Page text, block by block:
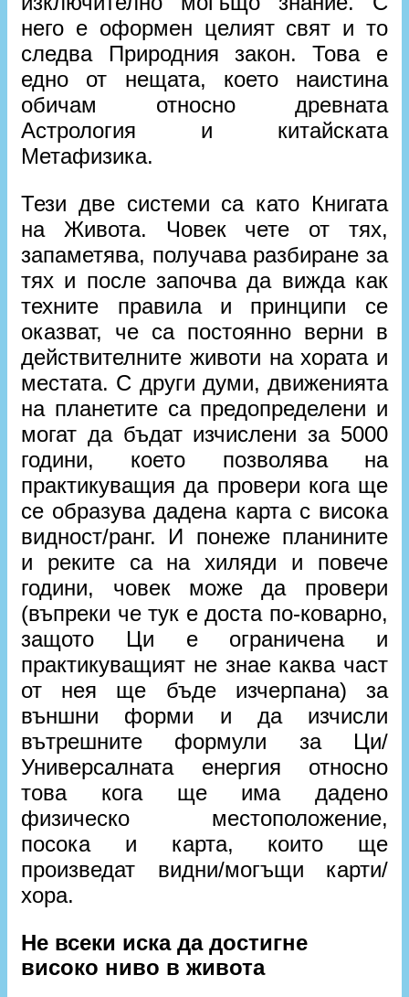
него е оформен целият свят и то
следва Природния закон. Това е
едно от нещата, което наистина
обичам относно древната
Астрология и китайската
Метафизика.
Тези две системи са като Книгата
на Живота. Човек чете от тях,
запаметява, получава разбиране за
тях и после започва да вижда как
техните правила и принципи се
оказват, че са постоянно верни в
действителните животи на хората и
местата. С други думи, движенията
на планетите са предопределени и
могат да бъдат изчислени за 5000
години, което позволява на
практикуващия да провери кога ще
се образува дадена карта с висока
видност/ранг. И понеже планините
и реките са на хиляди и повече
години, човек може да провери
(въпреки че тук е доста по-коварно,
защото Ци е ограничена и
практикуващият не знае каква част
от нея ще бъде изчерпана) за
външни форми и да изчисли
вътрешните формули за Ци/
Универсалната енергия относно
това кога ще има дадено
физическо местоположение,
посока и карта, които ще
произведат видни/могъщи карти/
хора.
Не всеки иска да достигне
високо ниво в живота